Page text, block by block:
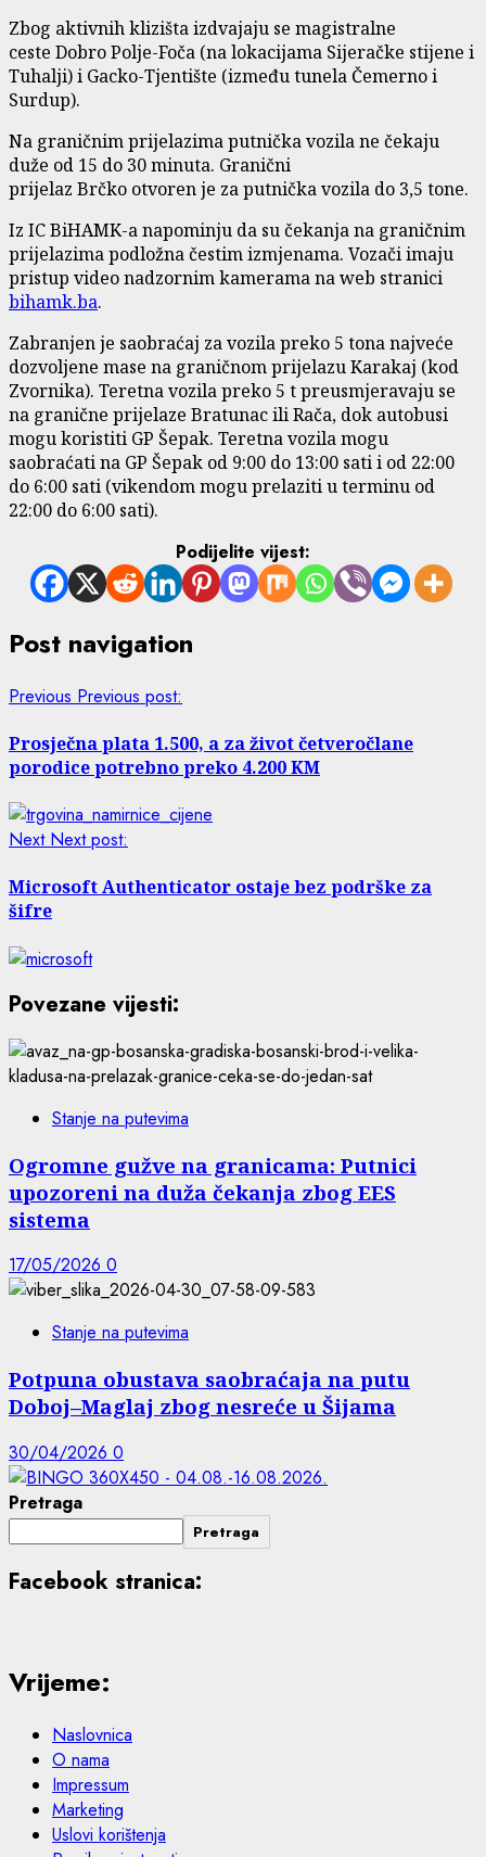
Zbog aktivnih klizišta izdvajaju se magistralne
ceste Dobro Polje-Foča (na lokacijama Sijeračke stijene i
Tuhalji) i Gacko-Tjentište (između tunela Čemerno i
Surdup).
Na graničnim prijelazima putnička vozila ne čekaju
duže od 15 do 30 minuta. Granični
prijelaz Brčko otvoren je za putnička vozila do 3,5 tone.
Iz IC BiHAMK-a napominju da su čekanja na graničnim
prijelazima podložna čestim izmjenama. Vozači imaju
pristup video nadzornim kamerama na web stranici
bihamk.ba.
Zabranjen je saobraćaj za vozila preko 5 tona najveće
dozvoljene mase na graničnom prijelazu Karakaj (kod
Zvornika). Teretna vozila preko 5 t preusmjeravaju se
na granične prijelaze Bratunac ili Rača, dok autobusi
mogu koristiti GP Šepak. Teretna vozila mogu
saobraćati na GP Šepak od 9:00 do 13:00 sati i od 22:00
do 6:00 sati (vikendom mogu prelaziti u terminu od
22:00 do 6:00 sati).
Podijelite vijest:
Post navigation
Previous Previous post:
Prosječna plata 1.500, a za život četveročlane
porodice potrebno preko 4.200 KM
Next Next post:
Microsoft Authenticator ostaje bez podrške za
šifre
Povezane vijesti:
Stanje na putevima
Ogromne gužve na granicama: Putnici
upozoreni na duža čekanja zbog EES
sistema
17/05/2026 0
Stanje na putevima
Potpuna obustava saobraćaja na putu
Doboj–Maglaj zbog nesreće u Šijama
30/04/2026 0
Pretraga
Pretraga
Facebook stranica:
Vrijeme:
Naslovnica
O nama
Impressum
Marketing
Uslovi korištenja